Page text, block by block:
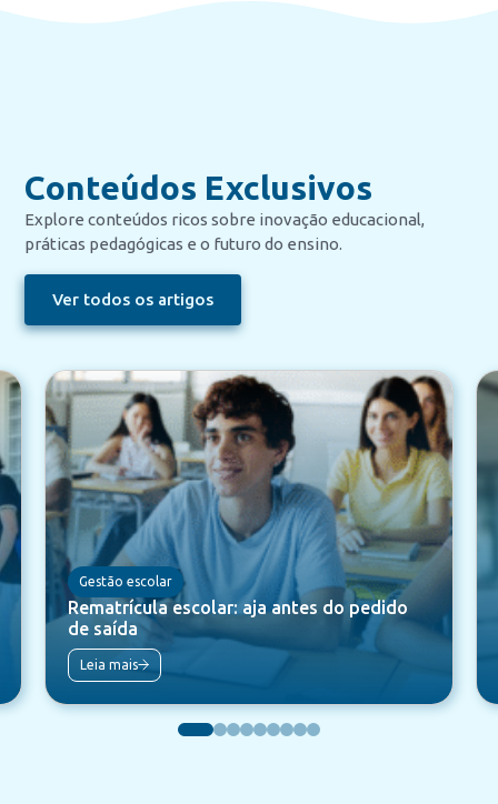
Conteúdos Exclusivos
Explore conteúdos ricos sobre inovação educacional,
práticas pedagógicas e o futuro do ensino.
Ver todos os artigos
Gestão escolar
Rematrícula escolar: aja antes do pedido
de saída
Leia mais